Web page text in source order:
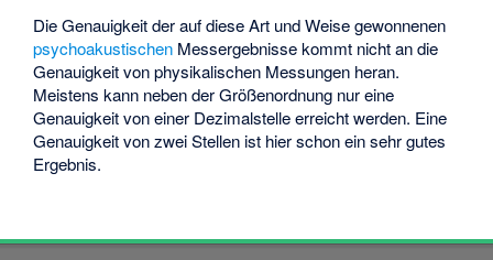
Die Genauigkeit der auf diese Art und Weise gewonnenen
psychoakustischen Messergebnisse kommt nicht an die
Genauigkeit von physikalischen Messungen heran.
Meistens kann neben der Größenordnung nur eine
Genauigkeit von einer Dezimalstelle erreicht werden. Eine
Genauigkeit von zwei Stellen ist hier schon ein sehr gutes
Ergebnis.